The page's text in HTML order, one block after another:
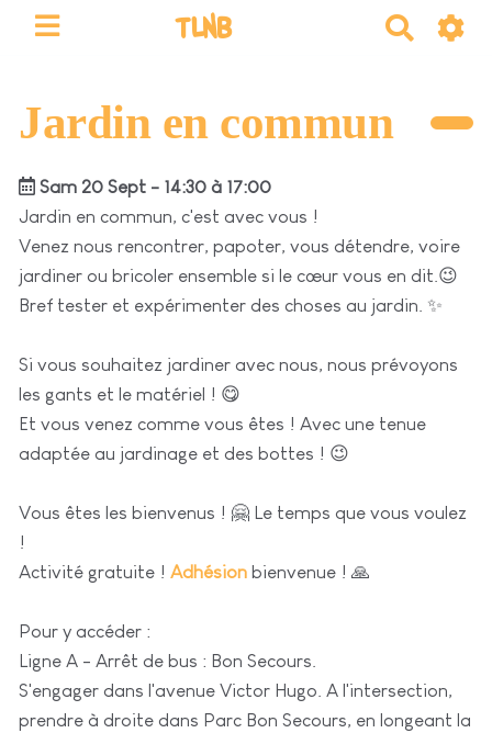
TLNB
e
r
Jardin en commun
Sam 20 Sept - 14:30 à 17:00
Jardin en commun, c'est avec vous !
Venez nous rencontrer, papoter, vous détendre, voire
jardiner ou bricoler ensemble si le cœur vous en dit.😉
Bref tester et expérimenter des choses au jardin. ✨
Si vous souhaitez jardiner avec nous, nous prévoyons
les gants et le matériel ! 😋
Et vous venez comme vous êtes ! Avec une tenue
adaptée au jardinage et des bottes ! 😉
Vous êtes les bienvenus ! 🤗 Le temps que vous voulez
!
Activité gratuite ! Adhésion bienvenue ! 🙏
Pour y accéder :
Ligne A - Arrêt de bus : Bon Secours.
S'engager dans l'avenue Victor Hugo. A l'intersection,
prendre à droite dans Parc Bon Secours, en longeant la